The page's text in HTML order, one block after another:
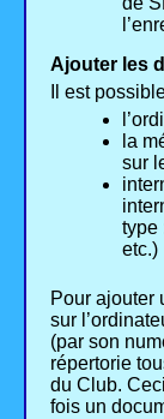
Ajouter les
Il est
la
sur
type
etc.)
Pour ajouter
sur
(par son
répertorie
du Club.
fois un